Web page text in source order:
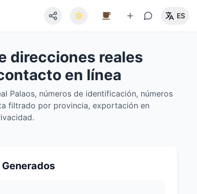
ES
direcciones reales
en línea
Palaos, números de identificación, números
filtrado por provincia, exportación en